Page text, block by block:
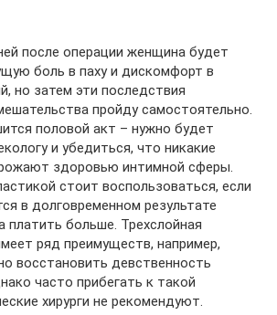
после операции женщина будет
боль в паху и дискомфорт в
но затем эти последствия
пройду самостоятельно.
половой акт – нужно будет
и убедиться, что никакие
здоровью интимной сферы.
стоит воспользоваться, если
в долговременном результате
платить больше. Трехслойная
ряд преимуществ, например,
восстановить девственность
часто прибегать к такой
хирурги не рекомендуют.